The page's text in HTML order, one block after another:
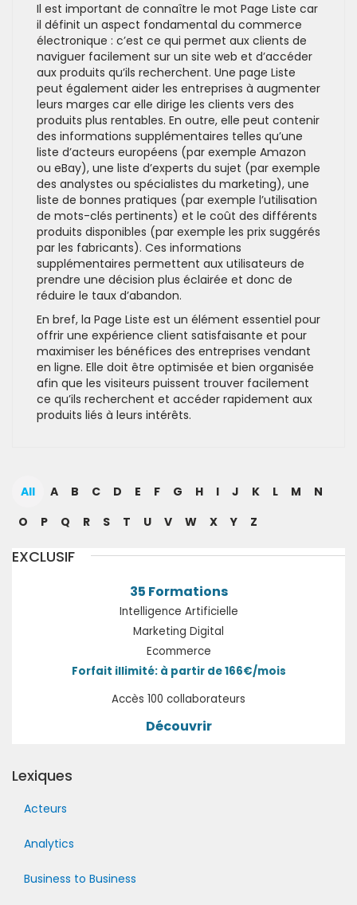
Il est important de connaître le mot Page Liste car
il définit un aspect fondamental du commerce
électronique : c’est ce qui permet aux clients de
naviguer facilement sur un site web et d’accéder
aux produits qu’ils recherchent. Une page Liste
peut également aider les entreprises à augmenter
leurs marges car elle dirige les clients vers des
produits plus rentables. En outre, elle peut contenir
des informations supplémentaires telles qu’une
liste d’acteurs européens (par exemple Amazon
ou eBay), une liste d’experts du sujet (par exemple
des analystes ou spécialistes du marketing), une
liste de bonnes pratiques (par exemple l’utilisation
de mots-clés pertinents) et le coût des différents
produits disponibles (par exemple les prix suggérés
par les fabricants). Ces informations
supplémentaires permettent aux utilisateurs de
prendre une décision plus éclairée et donc de
réduire le taux d’abandon.
En bref, la Page Liste est un élément essentiel pour
offrir une expérience client satisfaisante et pour
maximiser les bénéfices des entreprises vendant
en ligne. Elle doit être optimisée et bien organisée
afin que les visiteurs puissent trouver facilement
ce qu’ils recherchent et accéder rapidement aux
produits liés à leurs intérêts.
All A B C D E F G H I J K L M
N
O
P Q R S T U V W X Y Z
EXCLUSIF
35 Formations
Intelligence Artificielle
Marketing Digital
Ecommerce
Forfait illimité: à partir de 166€/mois
Accès 100 collaborateurs
Découvrir
Lexiques
Acteurs
Analytics
Business to Business